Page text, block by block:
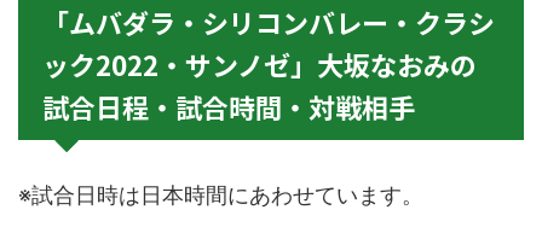
「ムバダラ・シリコンバレー・クラシ
ック2022・サンノゼ」大坂なおみの
試合日程・試合時間・対戦相手
※試合日時は日本時間にあわせています。